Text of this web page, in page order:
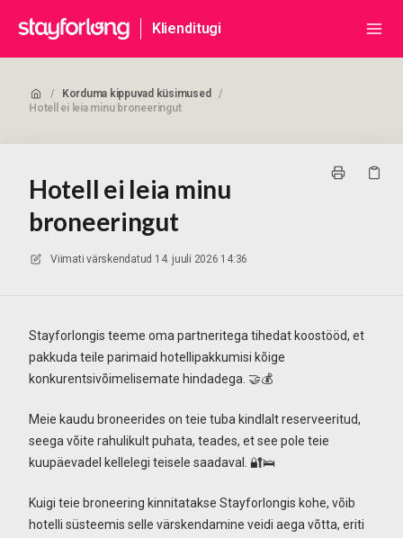
Klienditugi
/ Korduma kippuvad küsimused
/
Hotell ei leia minu broneeringut
Hotell ei leia minu
broneeringut
Viimati värskendatud 14. juuli 2026 14:36
Stayforlongis teeme oma partneritega tihedat koostööd, et
pakkuda teile parimaid hotellipakkumisi kõige
konkurentsivõimelisemate hindadega. 🤝💰
Meie kaudu broneerides on teie tuba kindlalt reserveeritud,
seega võite rahulikult puhata, teades, et see pole teie
kuupäevadel kellelegi teisele saadaval. 🔐🛌
Kuigi teie broneering kinnitatakse Stayforlongis kohe, võib
hotelli süsteemis selle värskendamine veidi aega võtta, eriti